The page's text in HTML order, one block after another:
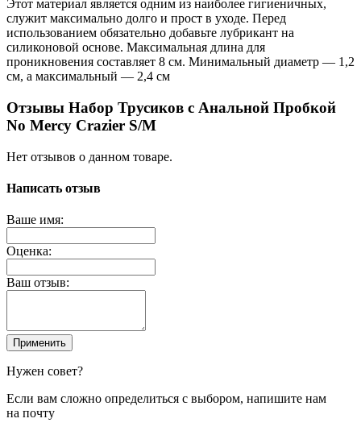
Этот материал является одним из наиболее гигиеничных,
служит максимально долго и прост в уходе. Перед
использованием обязательно добавьте лубрикант на
силиконовой основе. Максимальная длина для
проникновения составляет 8 см. Минимальный диаметр — 1,2
см, а максимальный — 2,4 см
Отзывы Набор Трусиков с Анальной Пробкой
No Mercy Crazier S/M
Нет отзывов о данном товаре.
Написать отзыв
Ваше имя:
Оценка:
Ваш отзыв:
Применить
Нужен совет?
Если вам сложно определиться с выбором, напишите нам
на почту